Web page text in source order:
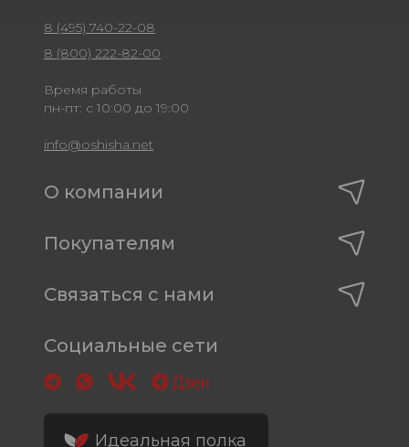
8 (495) 740-22-08
8 (800) 222-82-00
Время работы
пн-пт: с 10:00 до 19:00
info@oshisha.net
О компании
Покупателям
Связаться с нами
Социальные сети
Идеальная полка